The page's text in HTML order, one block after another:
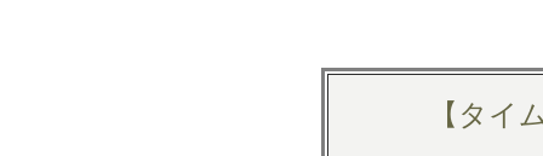
【タイ